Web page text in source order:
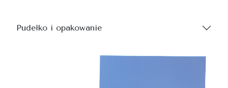
Pudełko i opakowanie